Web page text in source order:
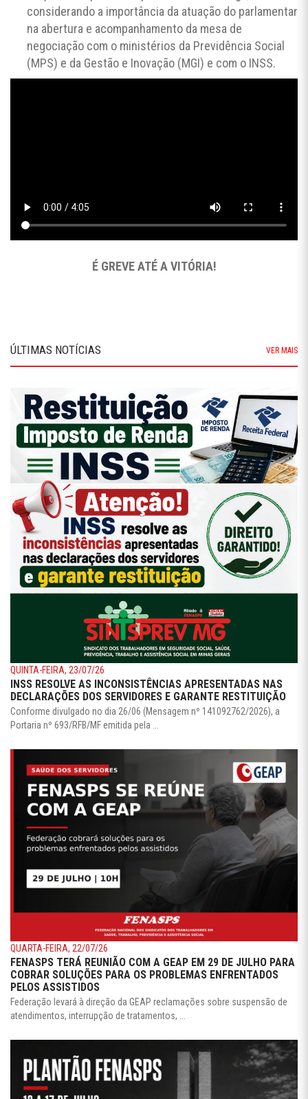
considerando a importância da atuação do parlamentar
na abertura e acompanhamento da mesa de
negociação com o ministérios da Previdência Social
(MPS) e da Gestão e Inovação (MGI) e com o INSS.
É GREVE ATÉ A VITÓRIA!
ÚLTIMAS NOTÍCIAS VER MAIS
QUINTA-FEIRA, 23/07/26
INSS RESOLVE AS INCONSISTÊNCIAS APRESENTADAS NAS
DECLARAÇÕES DOS SERVIDORES E GARANTE RESTITUIÇÃO
Conforme divulgado no dia 26/06 (Mensagem nº 141092762/2026), a
Portaria nº 693/RFB/MF emitida pela ...
QUARTA-FEIRA, 22/07/26
FENASPS TERÁ REUNIÃO COM A GEAP EM 29 DE JULHO PARA
COBRAR SOLUÇÕES PARA OS PROBLEMAS ENFRENTADOS
PELOS ASSISTIDOS
Federação levará à direção da GEAP reclamações sobre suspensão de
atendimentos, interrupção de tratamentos, ...